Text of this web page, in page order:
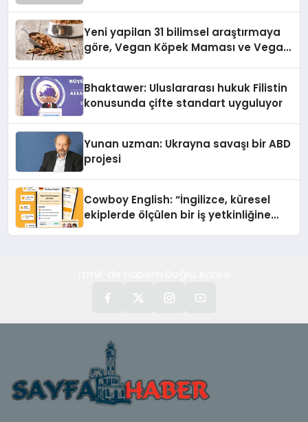
Yeni yapilan 31 bilimsel araştırmaya
göre, Vegan Köpek Maması ve Vegan
Bhaktawer: Uluslararası hukuk Filistin
konusunda çifte standart uyguluyor
Yunan uzman: Ukrayna savaşı bir ABD
projesi
Cowboy English: “İngilizce, küresel
ekiplerde ölçülen bir iş yetkinliğine